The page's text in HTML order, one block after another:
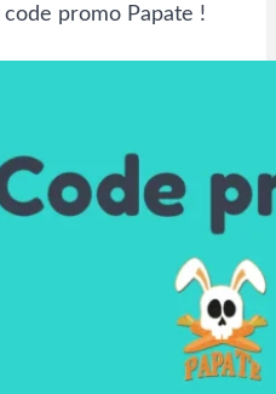
promo Papate !